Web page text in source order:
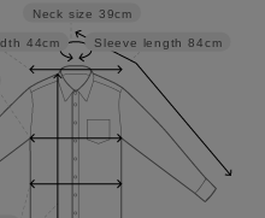
Sleeve length 84cm
Neck size 39cm
44cm